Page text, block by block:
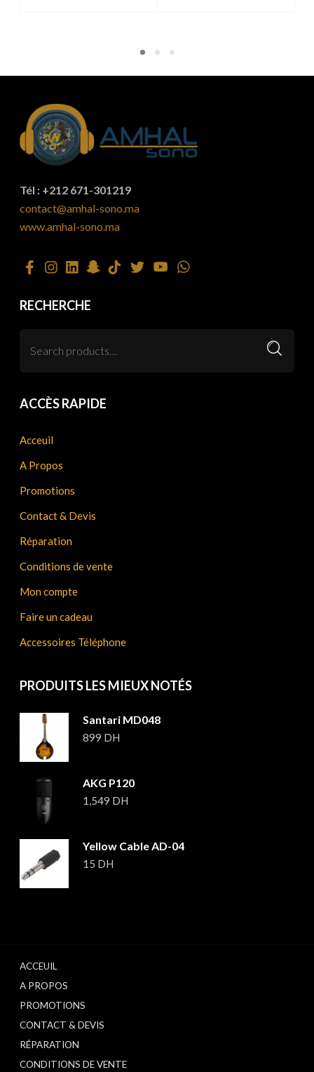
Tél : +212 671-301219
contact@amhal-sono.ma
www.amhal-sono.ma
RECHERCHE
ACCÈS RAPIDE
Acceuil
A Propos
Promotions
Contact & Devis
Réparation
Conditions de vente
Mon compte
Faire un cadeau
Accessoires Téléphone
PRODUITS LES MIEUX NOTÉS
Santari MD048
899 DH
AKG P120
1,549 DH
Yellow Cable AD-04
15 DH
ACCEUIL
A PROPOS
PROMOTIONS
CONTACT & DEVIS
RÉPARATION
CONDITIONS DE VENTE